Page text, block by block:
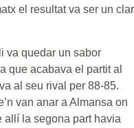
el resultat va ser un clar
va quedar un sabor
que acabava el partit al
al seu rival per 88-85.
van anar a Almansa on
allí la segona part havia